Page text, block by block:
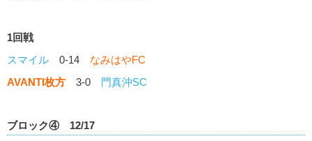
1回戦
スマイル 0-14 なみはやFC
AVANTI枚方 3-0 門真沖SC
ブロック④ 12/17